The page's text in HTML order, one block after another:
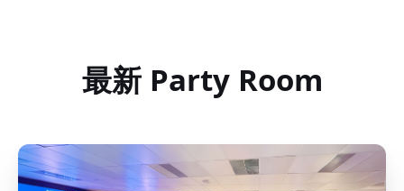
最新 Party Room